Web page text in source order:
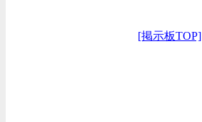
[掲示板TOP]